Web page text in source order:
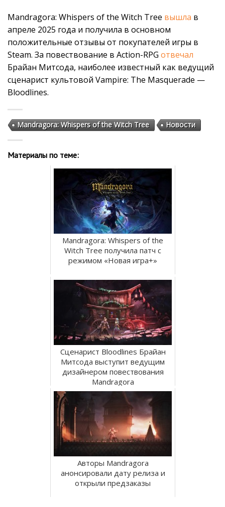
Mandragora: Whispers of the Witch Tree вышла в
апреле 2025 года и получила в основном
положительные отзывы от покупателей игры в
Steam. За повествование в Action-RPG отвечал
Брайан Митсода, наиболее известный как ведущий
сценарист культовой Vampire: The Masquerade —
Bloodlines.
Mandragora: Whispers of the Witch Tree Новости
Материалы по теме:
Mandragora: Whispers of the
Witch Tree получила патч с
режимом «Новая игра+»
Сценарист Bloodlines Брайан
Митсода выступит ведущим
дизайнером повествования
Mandragora
Авторы Mandragora
анонсировали дату релиза и
открыли предзаказы